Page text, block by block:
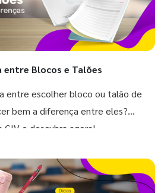
entre Blocos e Talões
entre escolher bloco ou talão de
bem a diferença entre eles?
e descubra agora!